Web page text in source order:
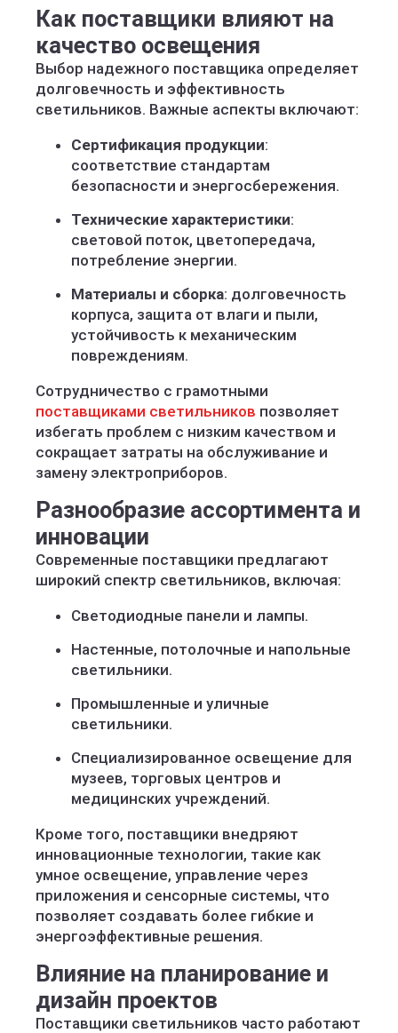
Как поставщики влияют на
качество освещения
Выбор надежного поставщика определяет
долговечность и эффективность
светильников. Важные аспекты включают:
Сертификация продукции:
соответствие стандартам
безопасности и энергосбережения.
Технические характеристики:
световой поток, цветопередача,
потребление энергии.
Материалы и сборка: долговечность
корпуса, защита от влаги и пыли,
устойчивость к механическим
повреждениям.
Сотрудничество с грамотными
поставщиками светильников позволяет
избегать проблем с низким качеством и
сокращает затраты на обслуживание и
замену электроприборов.
Разнообразие ассортимента и
инновации
Современные поставщики предлагают
широкий спектр светильников, включая:
Светодиодные панели и лампы.
Настенные, потолочные и напольные
светильники.
Промышленные и уличные
светильники.
Специализированное освещение для
музеев, торговых центров и
медицинских учреждений.
Кроме того, поставщики внедряют
инновационные технологии, такие как
умное освещение, управление через
приложения и сенсорные системы, что
позволяет создавать более гибкие и
энергоэффективные решения.
Влияние на планирование и
дизайн проектов
Поставщики светильников часто работают